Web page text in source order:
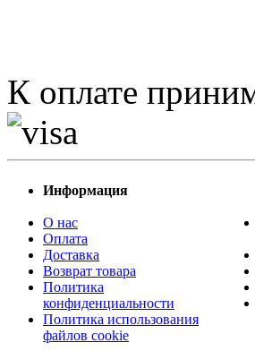
К оплате
Информация
О нас
Оплата
Доставка
Возврат товара
Политика
конфиденциальности
Политика использования
файлов cookie